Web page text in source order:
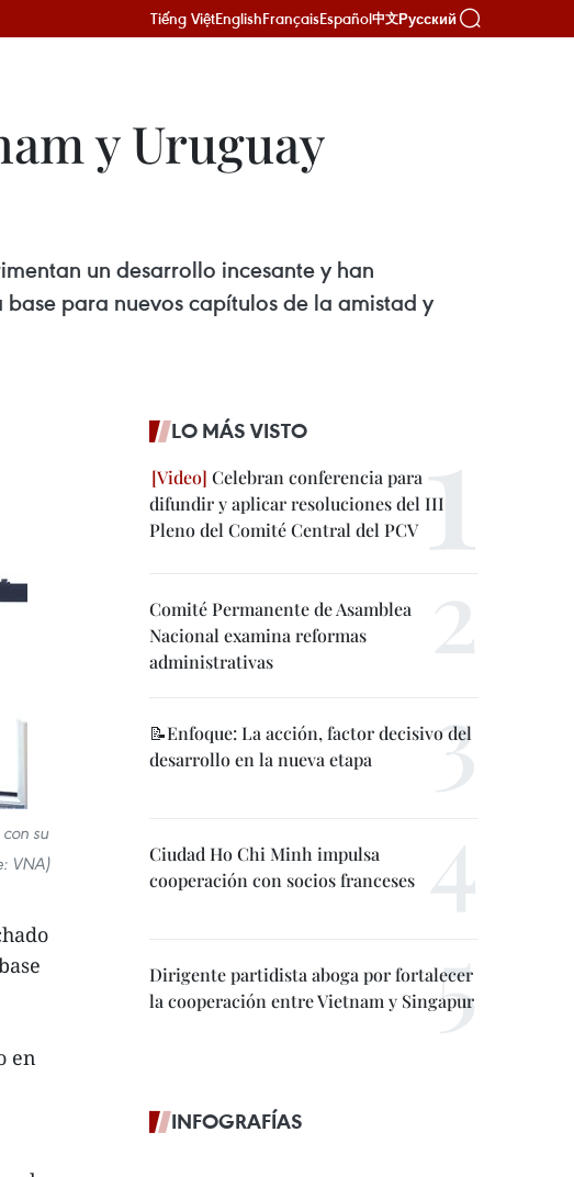
Tiếng ViệtEnglishFrançaisEspañol中文Русский
y Uruguay
un desarrollo incesante y han
para nuevos capítulos de la amistad y
su
VNA)
en
LO MÁS VISTO
Celebran conferencia para
difundir y aplicar resoluciones del III
Pleno del Comité Central del PCV
Comité Permanente de Asamblea
Nacional examina reformas
administrativas
📝Enfoque: La acción, factor decisivo del
desarrollo en la nueva etapa
Ciudad Ho Chi Minh impulsa
cooperación con socios franceses
Dirigente partidista aboga por fortalecer
la cooperación entre Vietnam y Singapur
INFOGRAFÍAS